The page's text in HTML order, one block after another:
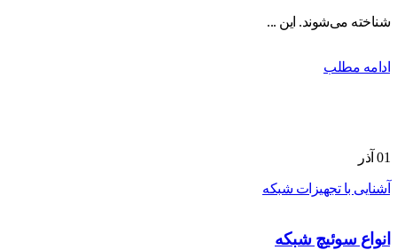
شناخته می‌شوند. این ...
ادامه مطلب
01 آذر
آشنایی با تجهیزات شبکه
انواع سوئیچ شبکه